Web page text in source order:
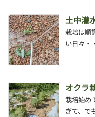
土中灌
栽培は順
い日々・
オクラ
栽培始め
ぎて、で